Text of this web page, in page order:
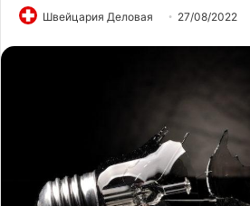
Швейцария Деловая 27/08/2022